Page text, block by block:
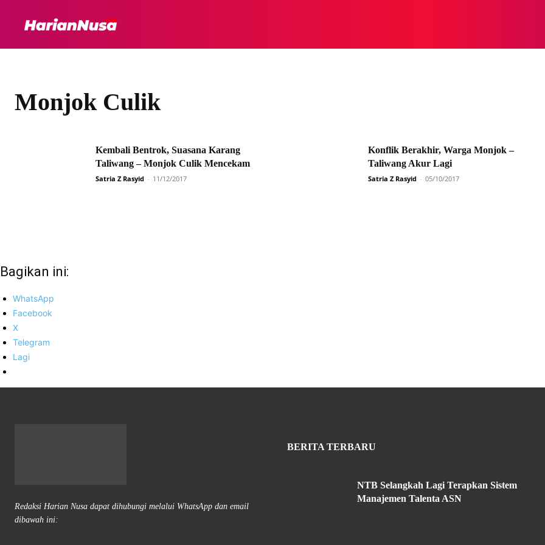
Monjok Culik
Kembali Bentrok, Suasana Karang
Taliwang – Monjok Culik Mencekam
Satria Z Rasyid - 11/12/2017
Konflik Berakhir, Warga Monjok –
Taliwang Akur Lagi
Satria Z Rasyid - 05/10/2017
Bagikan ini:
WhatsApp
Facebook
X
Telegram
Lagi
Redaksi Harian Nusa dapat dihubungi melalui WhatsApp dan email
dibawah ini:
BERITA TERBARU
NTB Selangkah Lagi Terapkan Sistem
Manajemen Talenta ASN